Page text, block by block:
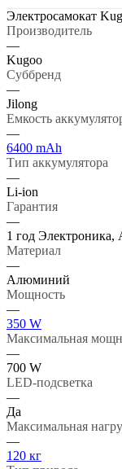
Электросамокат
Производитель
—
Kugoo
Суббренд
—
Jilong
Емкость
—
6400 mAh
Тип аккумулятора
—
Li-ion
Гарантия
—
1 год
Материал
—
Алюминий
Мощность
—
350 W
Максимальная
—
700 W
LED-подсветка
—
Да
Максимальная
—
120 кг